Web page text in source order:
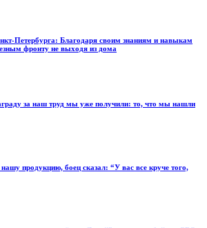
Петербурга: Благодаря своим знаниям и навыкам
фронту не выходя из дома
за наш труд мы уже получили: то, что мы нашли
продукцию, боец сказал: “У вас все круче того,